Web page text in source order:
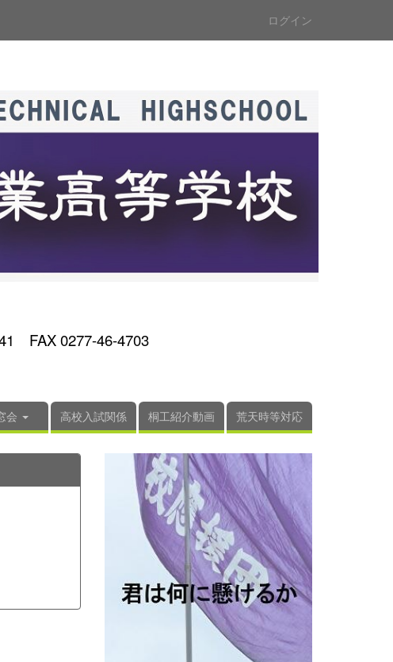
ログイン
FAX 0277-46-4703
会 高校入試関係 桐工紹介動画 荒天時等対応